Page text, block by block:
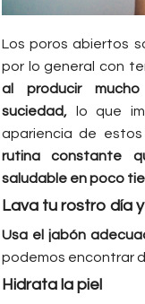
Los poros abiertos
por lo general con
al producir
suciedad, lo que
apariencia de
rutina constante
saludable en poco
Lava tu rostro día
Usa el jabón
podemos encontrar
Hidrata la piel